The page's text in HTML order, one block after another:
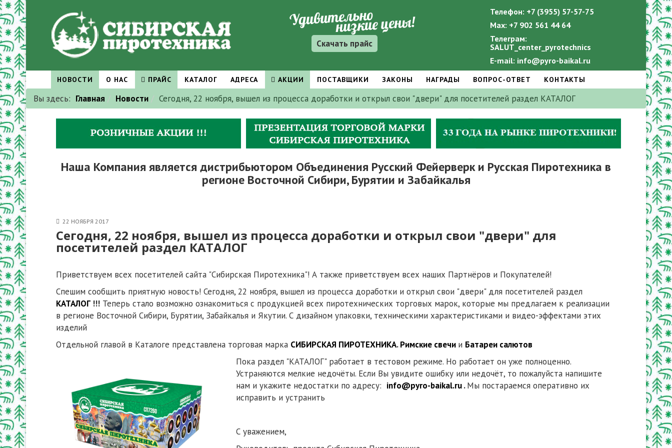
Скачать прайс
Телефон: +7 (3955) 57-57-75
Мах: +7 902 561 44 64
Телеграм:
SALUT_center_pyrotechnics
E-mail: info@pyro-baikal.ru
НОВОСТИ О НАС ПРАЙС КАТАЛОГ АДРЕСА АКЦИИ ПОСТАВЩИКИ ЗАКОНЫ НАГРАДЫ ВОПРОС-ОТВЕТ КОНТАКТЫ
Вы здесь: Главная Новости Сегодня, 22 ноября, вышел из процесса доработки и открыл свои "двери" для посетителей раздел КАТАЛОГ
Наша Компания является дистрибьютором Объединения Русский Фейерверк и Русская Пиротехника в
регионе Восточной Сибири, Бурятии и Забайкалья
22 НОЯБРЯ 2017
Сегодня, 22 ноября, вышел из процесса доработки и открыл свои "двери" для
посетителей раздел КАТАЛОГ
Приветствуем всех посетителей сайта "Сибирская Пиротехника"! А также приветствуем всех наших Партнёров и Покупателей!
Спешим сообщить приятную новость! Сегодня, 22 ноября, вышел из процесса доработки и открыл свои "двери" для посетителей раздел
КАТАЛОГ !!! Теперь стало возможно ознакомиться с продукцией всех пиротехнических торговых марок, которые мы предлагаем к реализации
в регионе Восточной Сибири, Бурятии, Забайкалья и Якутии. С дизайном упаковки, техническими характеристиками и видео-эффектами этих
изделий
Отдельной главой в Каталоге представлена торговая марка СИБИРСКАЯ ПИРОТЕХНИКА.Римские свечи и Батареи салютов
Пока раздел "КАТАЛОГ" работает в тестовом режиме. Но работает он уже полноценно.
Устраняются мелкие недочёты. Если Вы увидите ошибку или недочёт, то пожалуйста напишите
нам и укажите недостатки по адресу: info@pyro-baikal.ru.Мы постараемся оперативно их
исправить и устранить
С уважением,